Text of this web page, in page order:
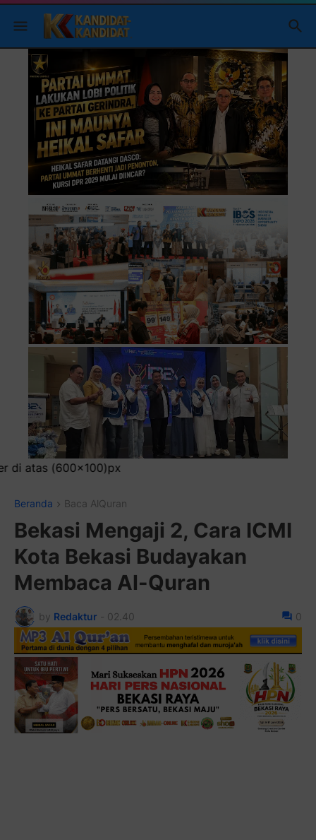
Beranda Baca AlQuran
Bekasi Mengaji 2, Cara ICMI
Kota Bekasi Budayakan
Membaca Al-Quran
by Redaktur - 02.40 0